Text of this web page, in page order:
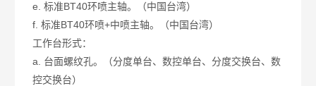
e. 标准BT40环喷主轴。（中国台湾）
f. 标准BT40环喷+中喷主轴。（中国台湾）
工作台形式：
a. 台面螺纹孔。（分度单台、数控单台、分度交换台、数
控交换台）